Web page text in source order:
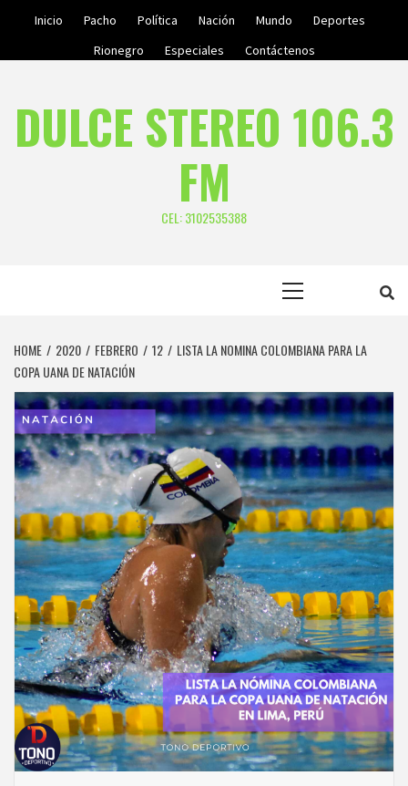
Inicio Pacho Política Nación Mundo
Deportes
Rionegro
Especiales Contáctenos
DULCE STEREO 106.3
FM
CEL: 3102535388
HOME 2020 FEBRERO 12
LISTA LA NOMINA COLOMBIANA PARA LA
COPA UANA DE NATACIÓN